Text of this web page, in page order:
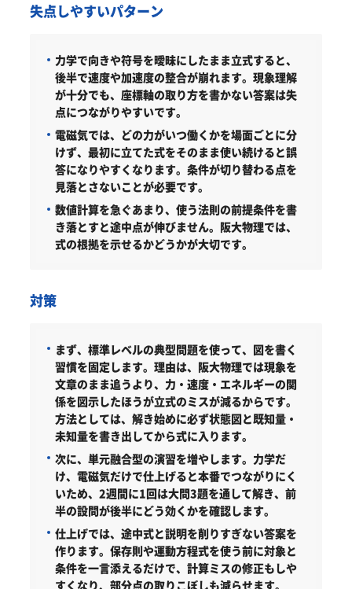
失点しやすいパターン
力学で向きや符号を曖昧にしたまま立式すると、
後半で速度や加速度の整合が崩れます。現象理解
が十分でも、座標軸の取り方を書かない答案は失
点につながりやすいです。
電磁気では、どの力がいつ働くかを場面ごとに分
けず、最初に立てた式をそのまま使い続けると誤
答になりやすくなります。条件が切り替わる点を
見落とさないことが必要です。
数値計算を急ぐあまり、使う法則の前提条件を書
き落とすと途中点が伸びません。阪大物理では、
式の根拠を示せるかどうかが大切です。
対策
まず、標準レベルの典型問題を使って、図を書く
習慣を固定します。理由は、阪大物理では現象を
文章のまま追うより、力・速度・エネルギーの関
係を図示したほうが立式のミスが減るからです。
方法としては、解き始めに必ず状態図と既知量・
未知量を書き出してから式に入ります。
次に、単元融合型の演習を増やします。力学だ
け、電磁気だけで仕上げると本番でつながりにく
いため、2週間に1回は大問3題を通して解き、前
半の設問が後半にどう効くかを確認します。
仕上げでは、途中式と説明を削りすぎない答案を
作ります。保存則や運動方程式を使う前に対象と
条件を一言添えるだけで、計算ミスの修正もしや
すくなり、部分点の取りこぼしも減らせます。